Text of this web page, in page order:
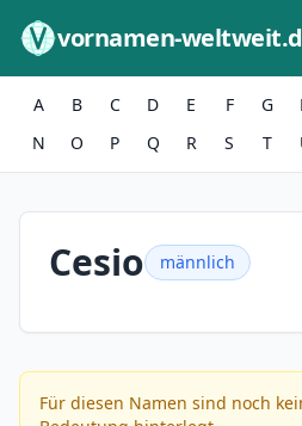
vornamen-
A B C D E F G
N
O P Q R S T
Cesio männlich
Für diesen Namen sind noch